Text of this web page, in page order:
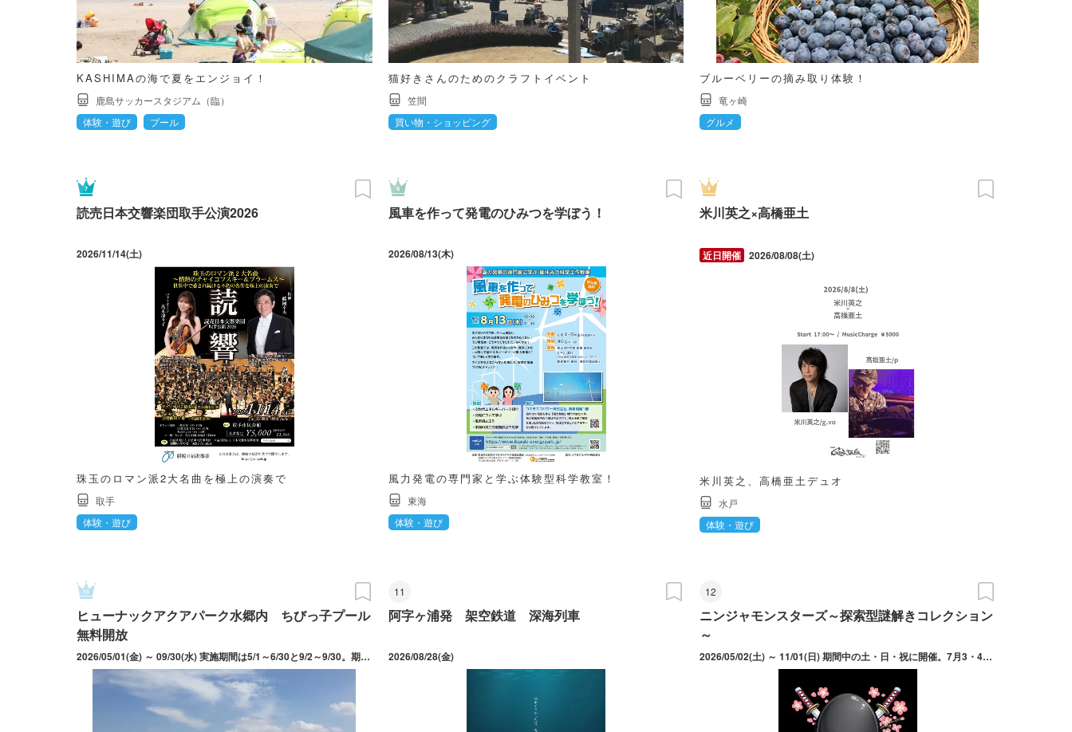
KASHIMAの海で夏をエンジョイ！
鹿島サッカースタジアム（臨）
体験・遊び
プール
猫好きさんのためのクラフトイベント
笠間
買い物・ショッピング
ブルーベリーの摘み取り体験！
竜ヶ崎
グルメ
読売日本交響楽団取手公演2026
2026/11/14(土)
珠玉のロマン派2大名曲を極上の演奏で
取手
体験・遊び
風車を作って発電のひみつを学ぼう！
2026/08/13(木)
風力発電の専門家と学ぶ体験型科学教室！
東海
体験・遊び
米川英之×高橋亜土
2026/08/08(土)
米川英之、高橋亜土デュオ
水戸
体験・遊び
ヒューナックアクアパーク水郷内 ちびっ子プール
無料開放
2026/05/01(金) ～ 09/30(水) 実施期間は5/1～6/30と9/2～9/30。期間中の休館日は、5/7・11・18～23・25・6/1・8・15・22・29・9/7・14・24・28月曜日休業(祝日の場合は営業）午前／午後の入替制。午前は10時～12時、午後は13時～15時。※荒天時は休業の場合あり。
11
阿字ヶ浦発 架空鉄道 深海列車
2026/08/28(金)
12
ニンジャモンスターズ～探索型謎解きコレクション
～
2026/05/02(土) ～ 11/01(日) 期間中の土・日・祝に開催。7月3・4週目、8月、9月は開催なし。詳しい開催日はホームページを確認。